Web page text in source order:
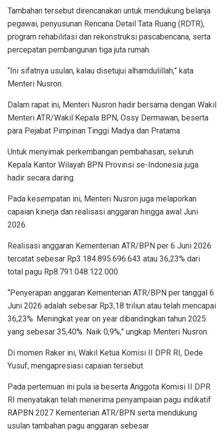
Tambahan tersebut direncanakan untuk mendukung belanja
pegawai, penyusunan Rencana Detail Tata Ruang (RDTR),
program rehabilitasi dan rekonstruksi pascabencana, serta
percepatan pembangunan tiga juta rumah.
“Ini sifatnya usulan, kalau disetujui alhamdulillah,” kata
Menteri Nusron.
Dalam rapat ini, Menteri Nusron hadir bersama dengan Wakil
Menteri ATR/Wakil Kepala BPN, Ossy Dermawan, beserta
para Pejabat Pimpinan Tinggi Madya dan Pratama.
Untuk menyimak perkembangan pembahasan, seluruh
Kepala Kantor Wilayah BPN Provinsi se-Indonesia juga
hadir secara daring.
Pada kesempatan ini, Menteri Nusron juga melaporkan
capaian kinerja dan realisasi anggaran hingga awal Juni
2026.
Realisasi anggaran Kementerian ATR/BPN per 6 Juni 2026
tercatat sebesar Rp3.184.895.696.643 atau 36,23% dari
total pagu Rp8.791.048.122.000.
“Penyerapan anggaran Kementerian ATR/BPN per tanggal 6
Juni 2026 adalah sebesar Rp3,18 triliun atau telah mencapai
36,23%. Meningkat year on year dibandingkan tahun 2025
yang sebesar 35,40%. Naik 0,9%,” ungkap Menteri Nusron.
Di momen Raker ini, Wakil Ketua Komisi II DPR RI, Dede
Yusuf, mengapresiasi capaian tersebut.
Pada pertemuan ini pula ia beserta Anggota Komisi II DPR
RI menyatakan telah menerima penyampaian pagu indikatif
RAPBN 2027 Kementerian ATR/BPN serta mendukung
usulan tambahan pagu anggaran sebesar